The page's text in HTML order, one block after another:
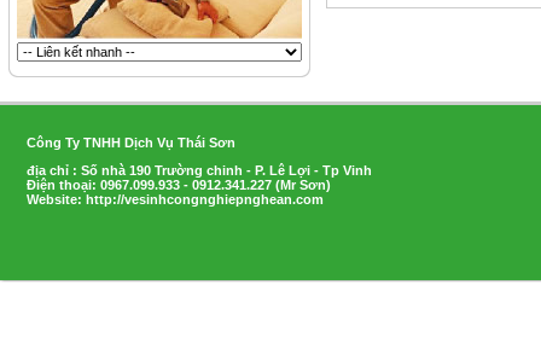
Công Ty TNHH Dịch Vụ Thái Sơn
địa chỉ : Số nhà 190 Trường chinh - P. Lê Lợi - Tp Vinh
Điện thoại: 0967.099.933 - 0912.341.227 (Mr Sơn)
Website: http://vesinhcongnghiepnghean.com